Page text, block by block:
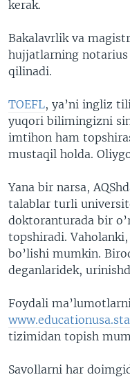
kerak.
Bakalavrlik va
hujjatlarning notarius
qilinadi.
TOEFL, ya’ni ingliz
yuqori bilimingizni
imtihon ham
mustaqil holda.
Yana bir narsa,
talablar turli
doktoranturada bir
topshiradi.
bo’lishi mumkin.
deganlaridek,
Foydali
tizimidan topish
Savollarni har